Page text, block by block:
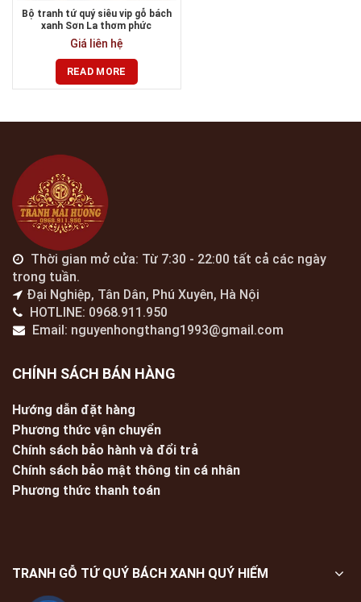
Bộ tranh tứ quý siêu vip gỗ bách
xanh Sơn La thơm phức
Giá liên hệ
READ MORE
Thời gian mở cửa: Từ 7:30 - 22:00 tất cả các ngày
trong tuần.
Đại Nghiệp, Tân Dân, Phú Xuyên, Hà Nội
HOTLINE: 0968.911.950
Email: nguyenhongthang1993@gmail.com
CHÍNH SÁCH BÁN HÀNG
Hướng dẫn đặt hàng
Phương thức vận chuyển
Chính sách bảo hành và đổi trả
Chính sách bảo mật thông tin cá nhân
Phương thức thanh toán
TRANH GỖ TỨ QUÝ BÁCH XANH QUÝ HIẾM